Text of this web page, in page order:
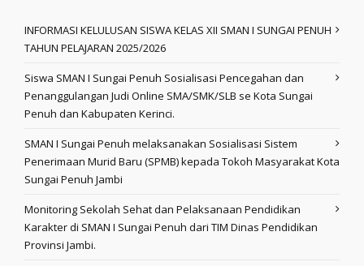
INFORMASI KELULUSAN SISWA KELAS XII SMAN I SUNGAI PENUH
TAHUN PELAJARAN 2025/2026
Siswa SMAN I Sungai Penuh Sosialisasi Pencegahan dan
Penanggulangan Judi Online SMA/SMK/SLB se Kota Sungai
Penuh dan Kabupaten Kerinci.
SMAN I Sungai Penuh melaksanakan Sosialisasi Sistem
Penerimaan Murid Baru (SPMB) kepada Tokoh Masyarakat Kota
Sungai Penuh Jambi
Monitoring Sekolah Sehat dan Pelaksanaan Pendidikan
Karakter di SMAN I Sungai Penuh dari TIM Dinas Pendidikan
Provinsi Jambi.